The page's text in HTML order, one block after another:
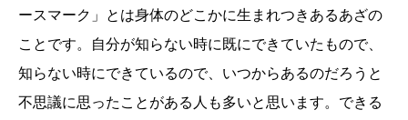
ースマーク」とは身体のどこかに生まれつきあるあざの
ことです。自分が知らない時に既にできていたもので、
知らない時にできているので、いつからあるのだろうと
不思議に思ったことがある人も多いと思います。できる